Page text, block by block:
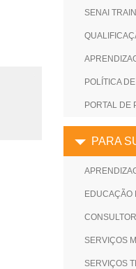
SENAI
POLÍTICA
PORTAL DE
PARA
EDUCAÇÃO
SERVIÇOS
SERVIÇOS